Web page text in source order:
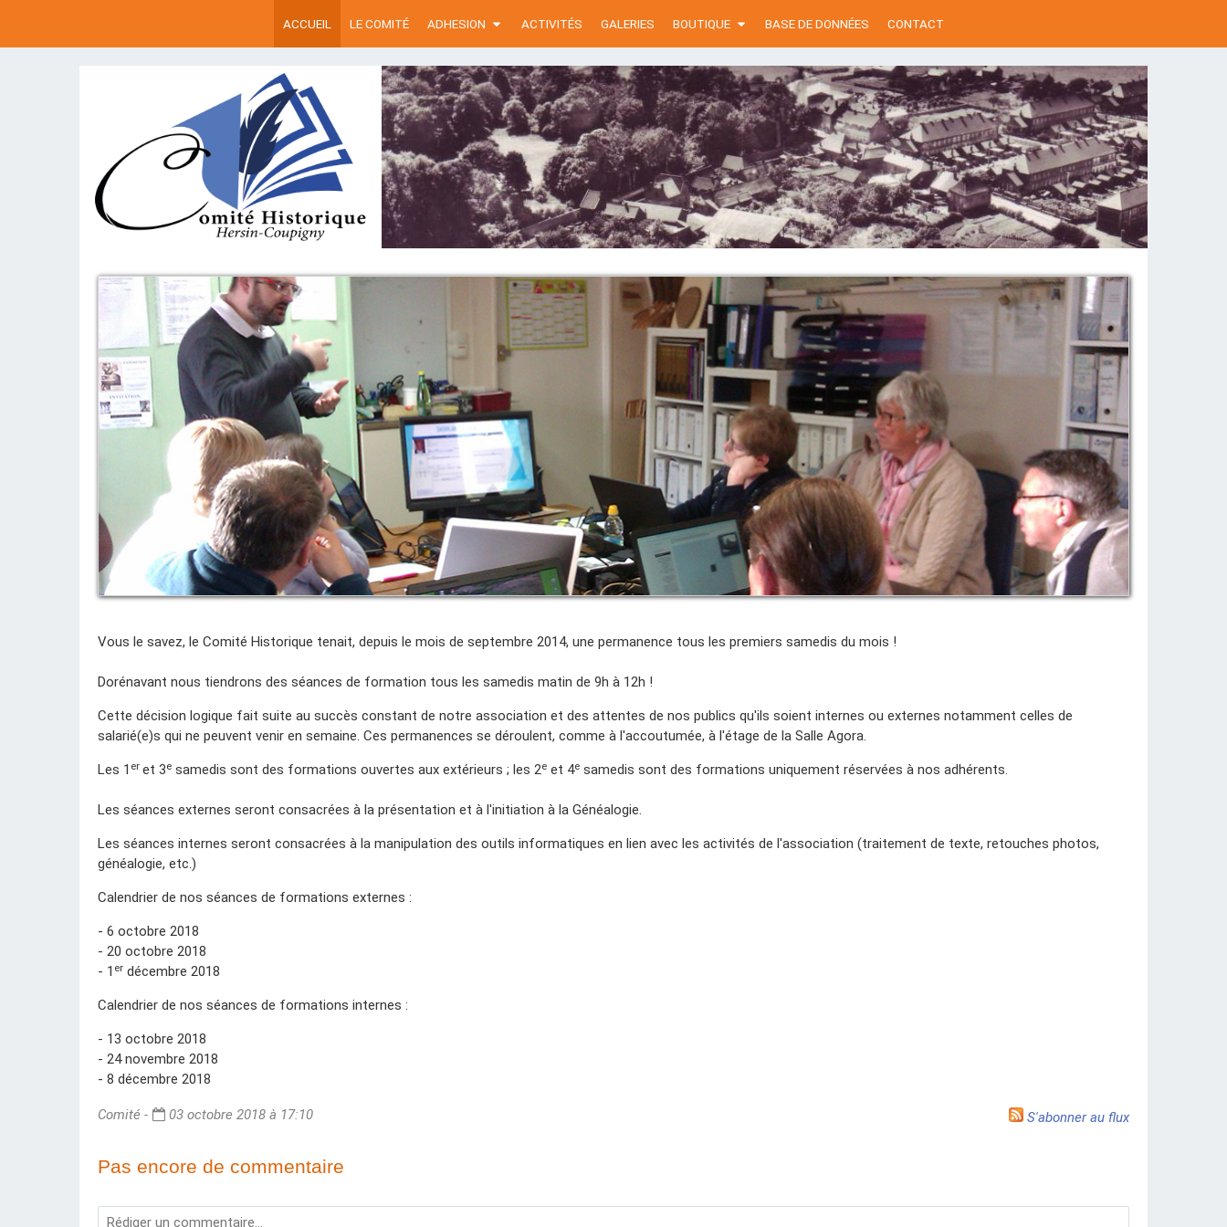
ACCUEIL LE COMITÉ ADHESION ACTIVITÉS GALERIES BOUTIQUE BASE DE DONNÉES CONTACT
Vous le savez, le Comité Historique tenait, depuis le mois de septembre 2014, une permanence tous les premiers samedis du mois !
Dorénavant nous tiendrons des séances de formation tous les samedis matin de 9h à 12h !
Cette décision logique fait suite au succès constant de notre association et des attentes de nos publics qu'ils soient internes ou externes notamment celles de
salarié(e)s qui ne peuvent venir en semaine. Ces permanences se déroulent, comme à l'accoutumée, à l'étage de la Salle Agora.
Les 1 er et 3e samedis sont des formations ouvertes aux extérieurs ; les 2e et 4e samedis sont des formations uniquement réservées à nos adhérents.
Les séances externes seront consacrées à la présentation et à l'initiation à la Généalogie.
Les séances internes seront consacrées à la manipulation des outils informatiques en lien avec les activités de l'association (traitement de texte, retouches photos,
généalogie, etc.)
Calendrier de nos séances de formations externes :
- 6 octobre 2018
- 20 octobre 2018
- 1 er décembre 2018
Calendrier de nos séances de formations internes :
- 13 octobre 2018
- 24 novembre 2018
- 8 décembre 2018
Comité - 03 octobre 2018 à 17:10 S'abonner au flux
Pas encore de commentaire